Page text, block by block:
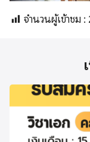
จำนวนผู้เข้าชม :